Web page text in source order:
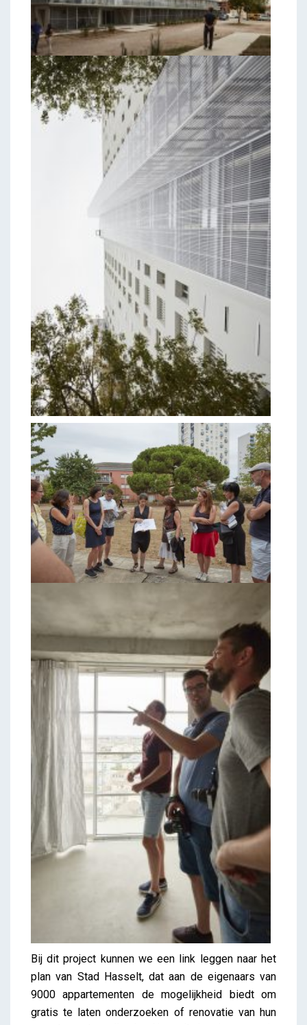
Bij dit project kunnen we een link leggen naar het
plan van Stad Hasselt, dat aan de eigenaars van
9000 appartementen de mogelijkheid biedt om
gratis te laten onderzoeken of renovatie van hun